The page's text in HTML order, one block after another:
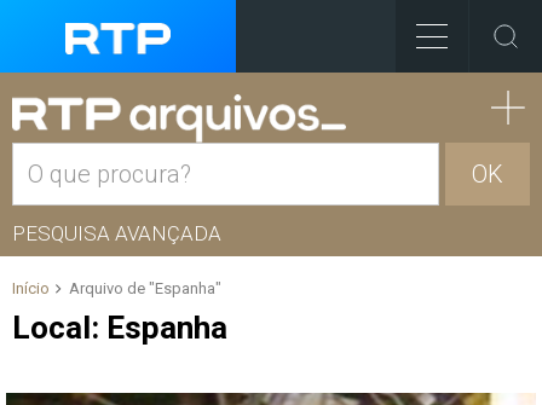
OK
PESQUISA AVANÇADA
Início Arquivo de "Espanha"
Local: Espanha